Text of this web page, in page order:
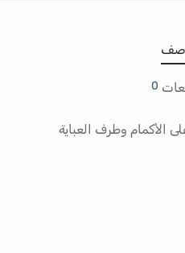
0
الأكمام وطرف العباية